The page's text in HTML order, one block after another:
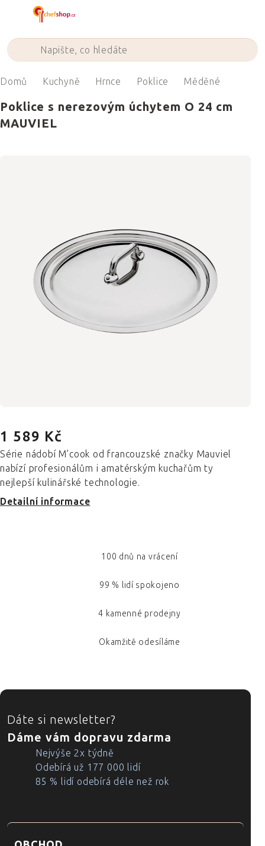
Domů Kuchyně Hrnce Poklice Měděné
Poklice s nerezovým úchytem O 24 cm
MAUVIEL
1 589 Kč
Série nádobí M’cook od francouzské značky Mauviel
nabízí profesionálům i amatérským kuchařům ty
nejlepší kulinářské technologie.
Detailní informace
100 dnů na vrácení
99 % lidí spokojeno
4 kamenné prodejny
Okamžitě odesíláme
ZÁPATÍ
Dáte si newsletter?
Dáme vám dopravu zdarma
Nejvýše 2x týdně
Odebírá už 177 000 lidí
85 % lidí odebírá déle než rok